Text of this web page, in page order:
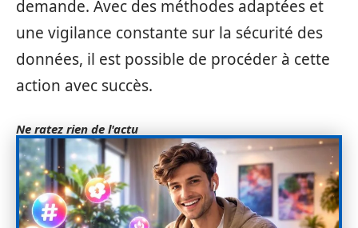
demande. Avec des méthodes adaptées et
une vigilance constante sur la sécurité des
données, il est possible de procéder à cette
action avec succès.
Ne ratez rien de l'actu